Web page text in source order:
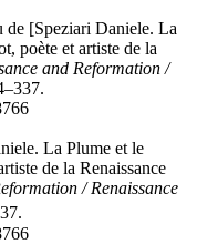
[Speziari Daniele. La
poète et artiste de la
and Reformation /
La Plume et le
de la Renaissance
/ Renaissance